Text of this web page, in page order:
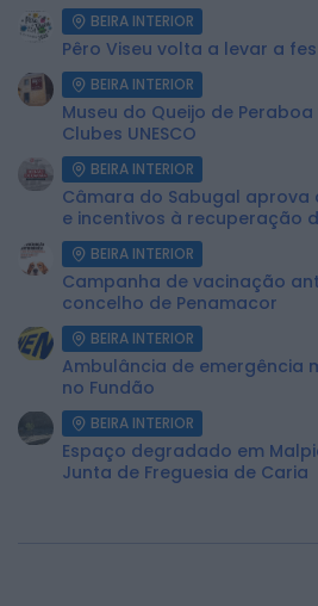
BEIRA INTERIOR
Pêro Viseu volta a levar a
BEIRA INTERIOR
Museu do Queijo de
Clubes UNESCO
BEIRA INTERIOR
Câmara do Sabugal aprova
e incentivos à recuperação
BEIRA INTERIOR
Campanha de vacinação
concelho de Penamacor
BEIRA INTERIOR
Ambulância de emergência
no Fundão
BEIRA INTERIOR
Espaço degradado em
Junta de Freguesia de Caria